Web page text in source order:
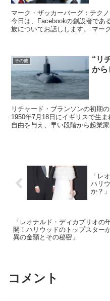
マーク・ザッカーバーグ：テク
今日は、Facebookの創設者であ
族についてお話しします。 マー
その他
“リ
から
リチャード・ブランソンの初期
1950年7月18日にイギリスで生
自由を与え、早い段階から起業
「レ
ハリ
か？」
「レオナルド・ディカプリオの
開！ハリウッドのトップスター
異の金額とその秘密」
コメント